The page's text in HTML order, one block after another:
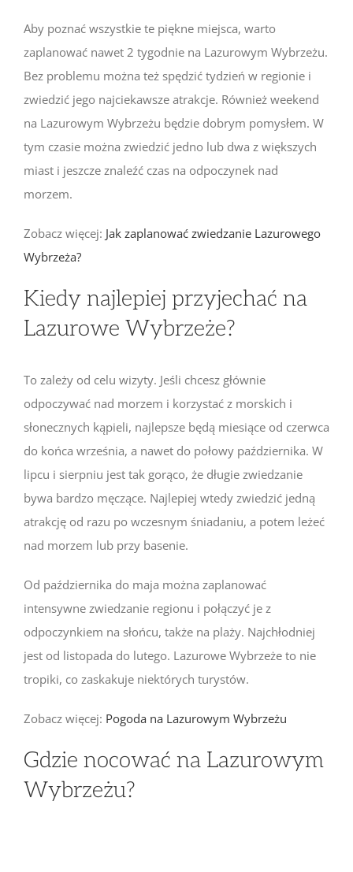
Aby poznać wszystkie te piękne miejsca, warto
zaplanować nawet 2 tygodnie na Lazurowym Wybrzeżu.
Bez problemu można też spędzić tydzień w regionie i
zwiedzić jego najciekawsze atrakcje. Również weekend
na Lazurowym Wybrzeżu będzie dobrym pomysłem. W
tym czasie można zwiedzić jedno lub dwa z większych
miast i jeszcze znaleźć czas na odpoczynek nad
morzem.
Zobacz więcej: Jak zaplanować zwiedzanie Lazurowego
Wybrzeża?
Kiedy najlepiej przyjechać na
Lazurowe Wybrzeże?
To zależy od celu wizyty. Jeśli chcesz głównie
odpoczywać nad morzem i korzystać z morskich i
słonecznych kąpieli, najlepsze będą miesiące od czerwca
do końca września, a nawet do połowy października. W
lipcu i sierpniu jest tak gorąco, że długie zwiedzanie
bywa bardzo męczące. Najlepiej wtedy zwiedzić jedną
atrakcję od razu po wczesnym śniadaniu, a potem leżeć
nad morzem lub przy basenie.
Od października do maja można zaplanować
intensywne zwiedzanie regionu i połączyć je z
odpoczynkiem na słońcu, także na plaży. Najchłodniej
jest od listopada do lutego. Lazurowe Wybrzeże to nie
tropiki, co zaskakuje niektórych turystów.
Zobacz więcej: Pogoda na Lazurowym Wybrzeżu
Gdzie nocować na Lazurowym
Wybrzeżu?